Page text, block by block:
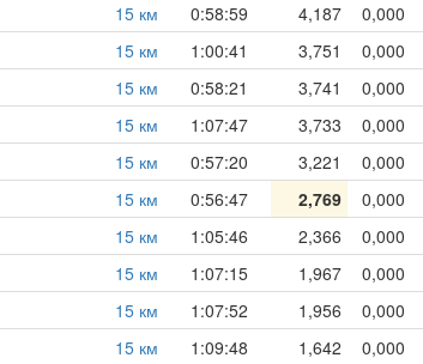
15 км 0:58:59 4,187 0,000
15 км 1:00:41 3,751 0,000
15 км 0:58:21 3,741 0,000
15 км 1:07:47 3,733 0,000
15 км 0:57:20 3,221 0,000
15 км 0:56:47 2,769 0,000
15 км 1:05:46 2,366 0,000
15 км 1:07:15 1,967 0,000
15 км 1:07:52 1,956 0,000
15 км 1:09:48 1,642 0,000